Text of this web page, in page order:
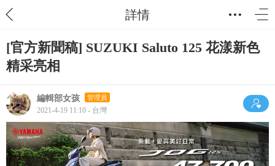
詳情
[官方新聞稿] SUZUKI Saluto 125 花漾新色
精采亮相
編輯部女孩 管理員
2021-4-19 11:10 - 台灣